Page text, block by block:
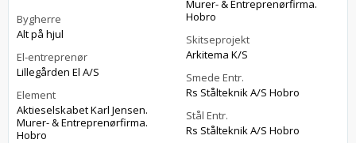
Bygherre
Alt på hjul
El-entreprenør
Lillegården El A/S
Element
Aktieselskabet Karl Jensen.
Murer- & Entreprenørfirma.
Hobro
Murer- & Entreprenørfirma.
Hobro
Skitseprojekt
Arkitema K/S
Smede Entr.
Rs Stålteknik A/S Hobro
Stål Entr.
Rs Stålteknik A/S Hobro